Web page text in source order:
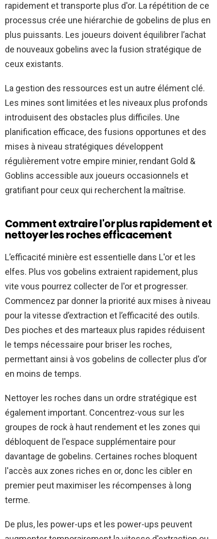
rapidement et transporte plus d'or. La répétition de ce
processus crée une hiérarchie de gobelins de plus en
plus puissants. Les joueurs doivent équilibrer l’achat
de nouveaux gobelins avec la fusion stratégique de
ceux existants.
La gestion des ressources est un autre élément clé.
Les mines sont limitées et les niveaux plus profonds
introduisent des obstacles plus difficiles. Une
planification efficace, des fusions opportunes et des
mises à niveau stratégiques développent
régulièrement votre empire minier, rendant Gold &
Goblins accessible aux joueurs occasionnels et
gratifiant pour ceux qui recherchent la maîtrise.
Comment extraire l'or plus rapidement et
nettoyer les roches efficacement
L’efficacité minière est essentielle dans L'or et les
elfes. Plus vos gobelins extraient rapidement, plus
vite vous pourrez collecter de l'or et progresser.
Commencez par donner la priorité aux mises à niveau
pour la vitesse d’extraction et l’efficacité des outils.
Des pioches et des marteaux plus rapides réduisent
le temps nécessaire pour briser les roches,
permettant ainsi à vos gobelins de collecter plus d'or
en moins de temps.
Nettoyer les roches dans un ordre stratégique est
également important. Concentrez-vous sur les
groupes de rock à haut rendement et les zones qui
débloquent de l'espace supplémentaire pour
davantage de gobelins. Certaines roches bloquent
l'accès aux zones riches en or, donc les cibler en
premier peut maximiser les récompenses à long
terme.
De plus, les power-ups et les power-ups peuvent